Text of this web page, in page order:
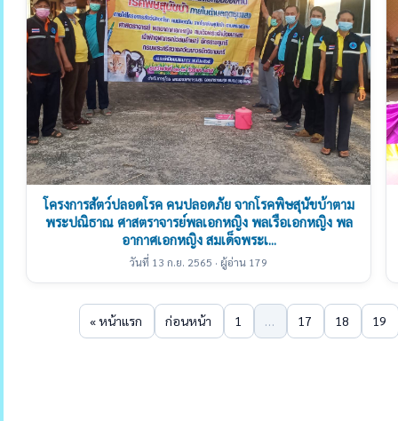
โครงการสัตว์ปลอดโรค คนปลอดภัย จากโรคพิษสุนัขบ้าตาม
พระปณิธาณ ศาสตราจารย์พลเอกหญิง พลเรือเอกหญิง พล
อากาศเอกหญิง สมเด็จพระเ...
วันที่ 13 ก.ย. 2565 · ผู้อ่าน 179
« หน้าแรก ก่อนหน้า 1 … 17 18 19